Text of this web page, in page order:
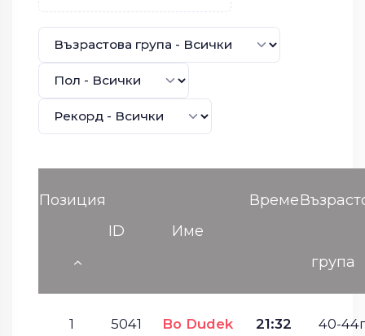
Позиция
ID
Име
Време
група
1 5041 Bo Dudek 21:32 40-